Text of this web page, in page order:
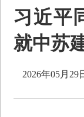
习近平
就中苏
2026年05月29